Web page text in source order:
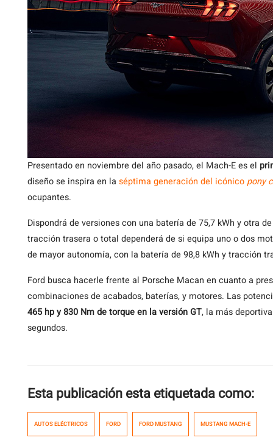
Presentado en noviembre del año pasado, el Mach-E es el
diseño se inspira en la séptima generación del icónicopony
ocupantes.
Dispondrá de versiones con una batería de 75,7 kWh y otra
tracción trasera o total dependerá de si equipa uno o dos
de mayor autonomía, con la batería de 98,8 kWh y tracción
Ford busca hacerle frente al Porsche Macan en cuanto a
combinaciones de acabados, baterías, y motores. Las
465 hp y 830 Nm de torque en la versión GT, la más
segundos.
Esta publicación esta etiquetada como:
AUTOS ELÉCTRICOS FORD FORD MUSTANG MUSTANG MACH-E